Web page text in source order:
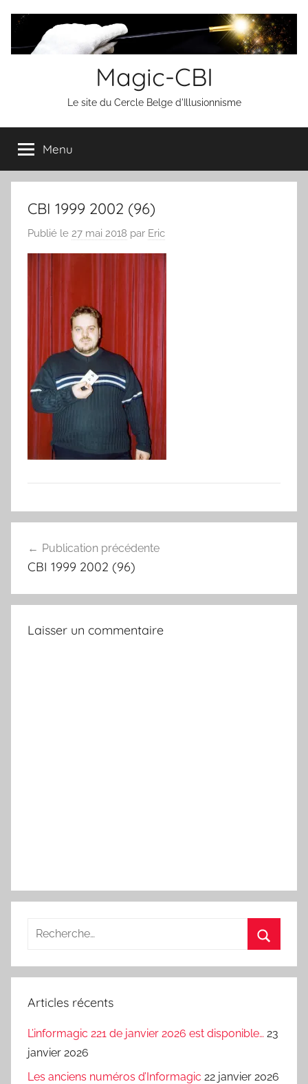
contenu
Magic-CBI
Le site du Cercle Belge d'Illusionnisme
Menu
CBI 1999 2002 (96)
Publié le 27 mai 2018 par Eric
de
Publication précédente
CBI 1999 2002 (96)
Laisser un commentaire
Recherche
:
Articles récents
L’informagic 221 de janvier 2026 est disponible… 23
janvier 2026
Les anciens numéros d’Informagic 22 janvier 2026